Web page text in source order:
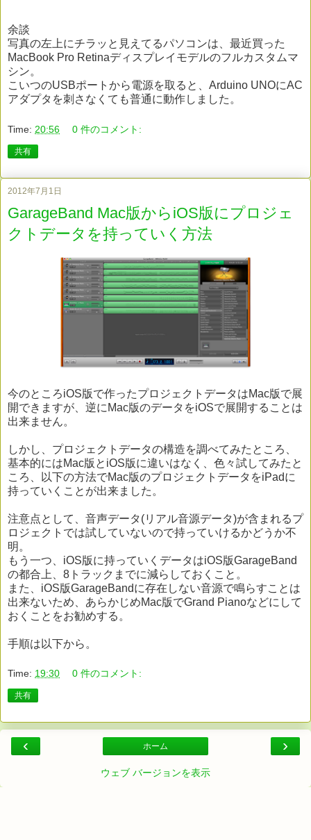
余談
写真の左上にチラッと見えてるパソコンは、最近買った
MacBook Pro Retinaディスプレイモデルのフルカスタムマ
シン。
こいつのUSBポートから電源を取ると、Arduino UNOにAC
アダプタを刺さなくても普通に動作しました。
Time: 20:56 0 件のコメント:
共有
2012年7月1日
GarageBand Mac版からiOS版にプロジェ
クトデータを持っていく方法
今のところiOS版で作ったプロジェクトデータはMac版で展
開できますが、逆にMac版のデータをiOSで展開することは
出来ません。
しかし、プロジェクトデータの構造を調べてみたところ、
基本的にはMac版とiOS版に違いはなく、色々試してみたと
ころ、以下の方法でMac版のプロジェクトデータをiPadに
持っていくことが出来ました。
注意点として、音声データ(リアル音源データ)が含まれるプ
ロジェクトでは試していないので持っていけるかどうか不
明。
もう一つ、iOS版に持っていくデータはiOS版GarageBand
の都合上、8トラックまでに減らしておくこと。
また、iOS版GarageBandに存在しない音源で鳴らすことは
出来ないため、あらかじめMac版でGrand Pianoなどにして
おくことをお勧めする。
手順は以下から。
Time: 19:30 0 件のコメント:
共有
‹ ›
ホーム
ウェブ バージョンを表示